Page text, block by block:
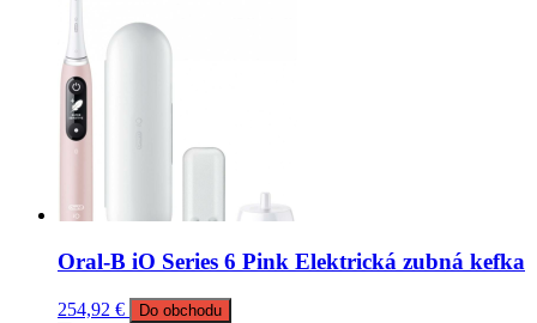
Oral-B iO Series 6 Pink Elektrická zubná kefka
254,92 € Do obchodu